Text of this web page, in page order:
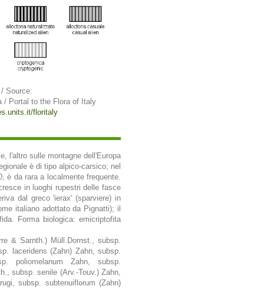
Source:
/ Portal to the Flora of Italy
floritaly
l'altro sulle montagne dell'Europa
è di tipo alpico-carsico; nel
è da rara a localmente frequente.
in luoghi rupestri delle fasce
dal greco 'ierax' (sparviere) in
italiano adottato da Pignatti); il
Forma biologica: emicriptofita
& Sarnth.) Müll.Dornst., subsp.
laceridens (Zahn) Zahn, subsp.
poliomelanum Zahn, subsp.
subsp. senile (Arv.-Touv.) Zahn,
subsp. subtenuiflorum (Zahn)